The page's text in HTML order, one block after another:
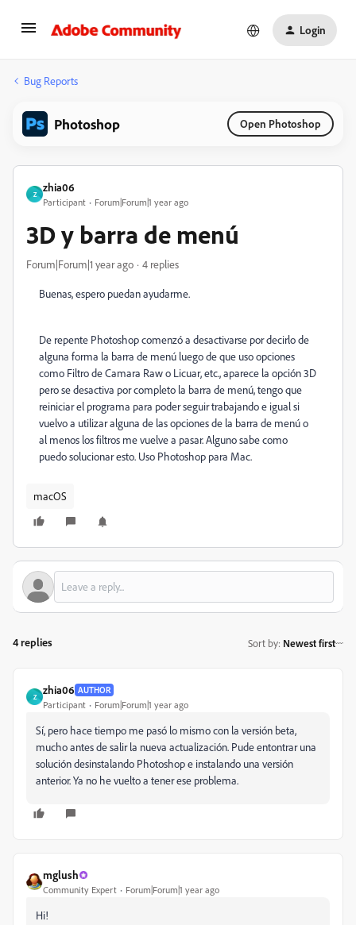
Login
Bug Reports
Photoshop Open Photoshop
Z
zhia06
Participant Forum|Forum|1 year ago
3D y barra de menú
Forum|Forum|1 year ago 4 replies
Buenas, espero puedan ayudarme.
De repente Photoshop comenzó a desactivarse por decirlo de
alguna forma la barra de menú luego de que uso opciones
como Filtro de Camara Raw o Licuar, etc., aparece la opción 3D
pero se desactiva por completo la barra de menú, tengo que
reiniciar el programa para poder seguir trabajando e igual si
vuelvo a utilizar alguna de las opciones de la barra de menú o
al menos los filtros me vuelve a pasar. Alguno sabe como
puedo solucionar esto. Uso Photoshop para Mac.
macOS
4 replies Sort by: Newest first
Z
zhia06 AUTHOR
Participant Forum|Forum|1 year ago
Sí, pero hace tiempo me pasó lo mismo con la versión beta,
mucho antes de salir la nueva actualización. Pude entontrar una
solución desinstalando Photoshop e instalando una versión
anterior. Ya no he vuelto a tener ese problema.
mglush
Community Expert Forum|Forum|1 year ago
Hi!